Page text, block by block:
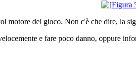
motore del gioco. Non c'è che dire, la
e fare poco danno, oppure